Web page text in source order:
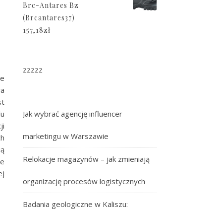
Brc-Antares Bz
(Brcantares37)
157,18zł
zzzzz
Jak wybrać agencję influencer
marketingu w Warszawie
Relokacje magazynów – jak zmieniają
organizację procesów logistycznych
Badania geologiczne w Kaliszu: